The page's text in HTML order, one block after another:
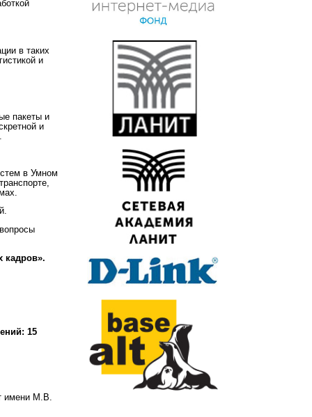
в таких
и
пакеты и
и
в Умном
кадров».
15
имени М.В.